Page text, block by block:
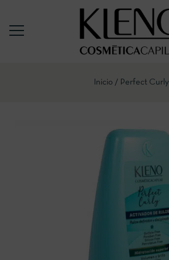
Inicio Perfect Curly